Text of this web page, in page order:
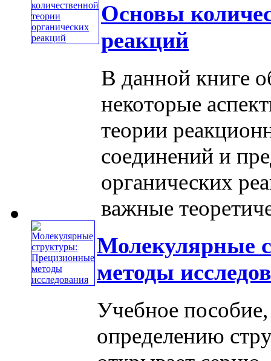
Основы
реакций
В данной книге
некоторые
теории
соединений и
органических
важные
Молекулярные
методы
Учебное
определению